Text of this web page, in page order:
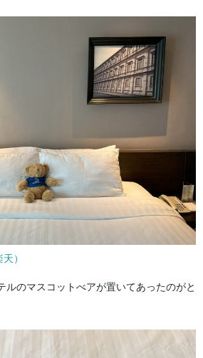
）
ルのマスコットべアが置いてあったのがと